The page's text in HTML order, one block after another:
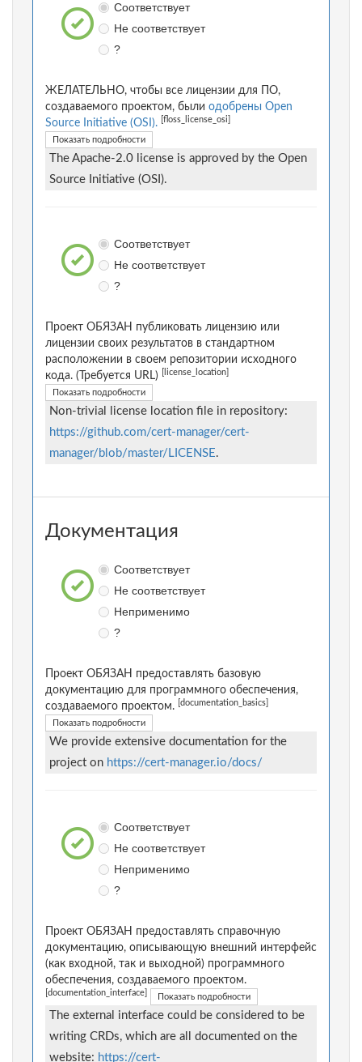
Соответствует
Не соответствует
?
ЖЕЛАТЕЛЬНО, чтобы все лицензии для ПО,
создаваемого проектом, были одобрены Open
Source Initiative (OSI).
[floss_license_osi]
Показать подробности
The Apache-2.0 license is approved by the Open
Source Initiative (OSI).
Соответствует
Не соответствует
?
Проект ОБЯЗАН публиковать лицензию или
лицензии своих результатов в стандартном
расположении в своем репозитории исходного
кода. (Требуется URL)
[license_location]
Показать подробности
Non-trivial license location file in repository:
https://github.com/cert-manager/cert-
manager/blob/master/LICENSE.
Документация
Соответствует
Не соответствует
Неприменимо
?
Проект ОБЯЗАН предоставлять базовую
документацию для программного обеспечения,
создаваемого проектом.
[documentation_basics]
Показать подробности
We provide extensive documentation for the
project on https://cert-manager.io/docs/
Соответствует
Не соответствует
Неприменимо
?
Проект ОБЯЗАН предоставлять справочную
документацию, описывающую внешний интерфейс
(как входной, так и выходной) программного
обеспечения, создаваемого проектом.
[documentation_interface] Показать подробности
The external interface could be considered to be
writing CRDs, which are all documented on the
website: https://cert-